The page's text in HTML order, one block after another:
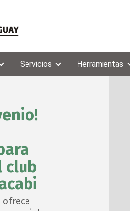
Servicios Herramientas
club
ofrece